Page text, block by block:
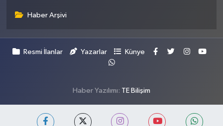
Haber Arşivi
Resmi İlanlar Yazarlar Künye
Haber Yazılımı: TE Bilişim